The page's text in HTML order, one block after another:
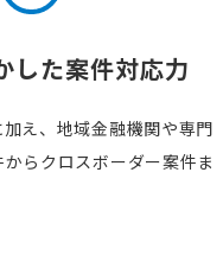
した案件対応力
え、地域金融機関や専門
らクロスボーダー案件ま